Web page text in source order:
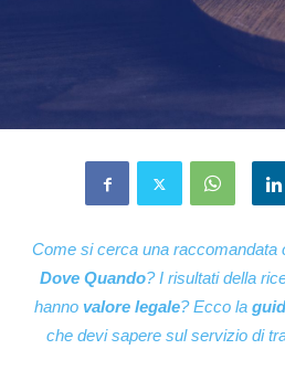
Come si cerca una raccomandata
Dove Quando? I risultati della
hanno valore legale? Ecco la
che devi sapere sul servizio di